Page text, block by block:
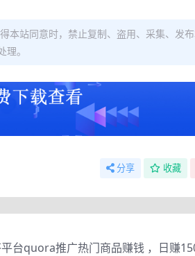
本站同意时，禁止复制、盗用、采集、发
。
分享 收藏
台quora推广热门商品赚钱 ，日赚